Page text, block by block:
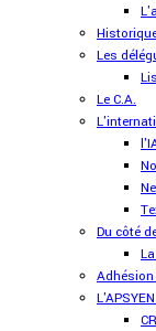
Les
Le C.A.
Du côté
Adhésion